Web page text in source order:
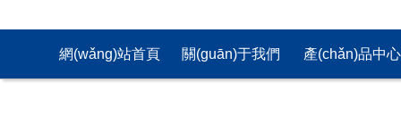
網(wǎng)站首頁 關(guān)于我們 產(chǎn)品中心